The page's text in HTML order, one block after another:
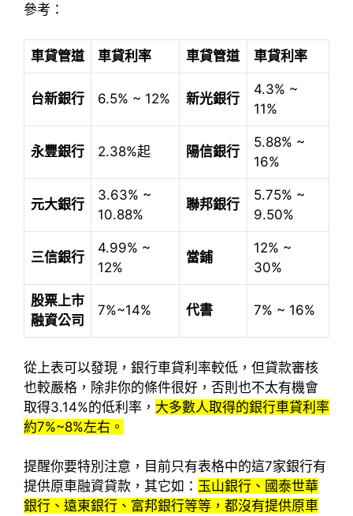
參考：
車貸管道 車貸利率 車貸管道 車貸利率
台新銀行 6.5% ~ 12% 新光銀行
4.3% ~
11%
永豐銀行 2.38%起 陽信銀行
5.88% ~
16%
元大銀行
3.63% ~
10.88%
聯邦銀行
5.75% ~
9.50%
三信銀行
4.99% ~
12%
當鋪
12% ~
30%
股票上市
融資公司
7%~14% 代書 7% ~ 16%
從上表可以發現，銀行車貸利率較低，但貸款審核
也較嚴格，除非你的條件很好，否則也不太有機會
取得3.14%的低利率， 大多數人取得的銀行車貸利率
約7%~8%左右。
提醒你要特別注意，目前只有表格中的這7家銀行有
提供原車融資貸款，其它如： 玉山銀行、國泰世華
銀行、遠東銀行、富邦銀行等等，都沒有提供原車